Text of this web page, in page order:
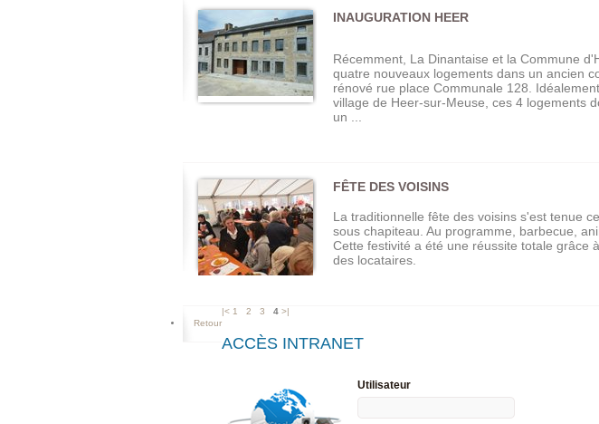
INAUGURATION HEER
Récemment, La Dinantaise et la Commune
quatre nouveaux logements dans un ancien
rénové rue place Communale 128.
village de Heer-sur-Meuse, ces 4 logements
un ...
FÊTE DES VOISINS
La traditionnelle fête des voisins s'est tenue
sous chapiteau. Au programme, barbecue,
Cette festivité a été une réussite totale grâce
des locataires.
|<
Retour
1 2 3
4 >|
ACCÈS INTRANET
Utilisateur